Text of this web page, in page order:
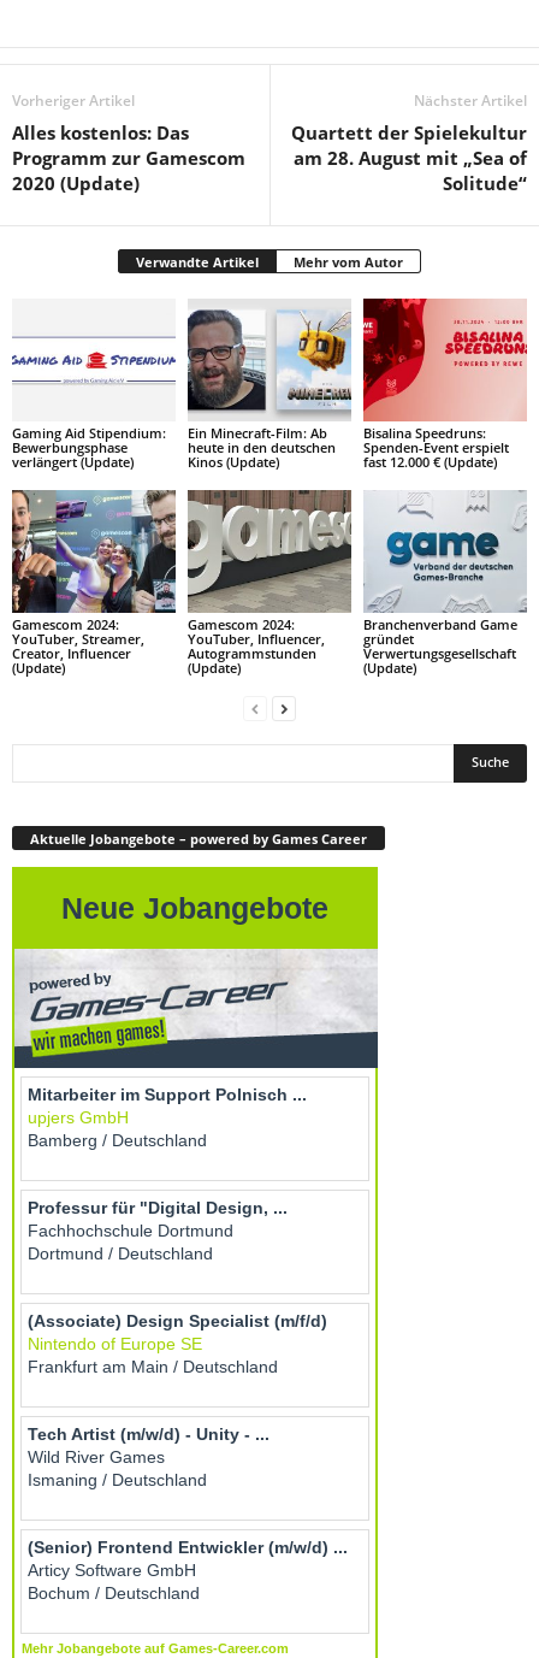
Vorheriger Artikel
Alles kostenlos: Das
Programm zur Gamescom
2020 (Update)
Nächster Artikel
Quartett der Spielekultur
am 28. August mit „Sea of
Solitude“
Verwandte Artikel Mehr vom Autor
Gaming Aid Stipendium:
Bewerbungsphase
verlängert (Update)
Ein Minecraft-Film: Ab
heute in den deutschen
Kinos (Update)
Bisalina Speedruns:
Spenden-Event erspielt
fast 12.000 € (Update)
Gamescom 2024:
YouTuber, Streamer,
Creator, Influencer
(Update)
Gamescom 2024:
YouTuber, Influencer,
Autogrammstunden
(Update)
Branchenverband Game
gründet
Verwertungsgesellschaft
(Update)
Aktuelle Jobangebote – powered by Games Career